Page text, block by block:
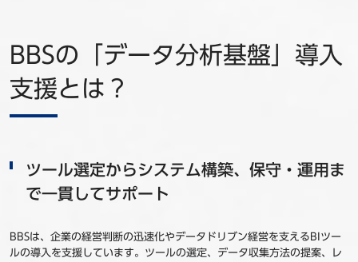
BBSの「データ分析基盤」導入
支援とは？
ツール選定からシステム構築、保守・運用ま
で一貫してサポート
BBSは、企業の経営判断の迅速化やデータドリブン経営を支えるBIツー
ルの導入を支援しています。ツールの選定、データ収集方法の提案、レ